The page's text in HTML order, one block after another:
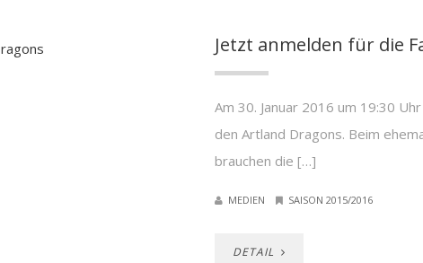
Jetzt anmelden für die
Am 30. Januar 2016 um 19:30
den Artland Dragons. Beim
brauchen die […]
MEDIEN SAISON 2015/2016
DETAIL